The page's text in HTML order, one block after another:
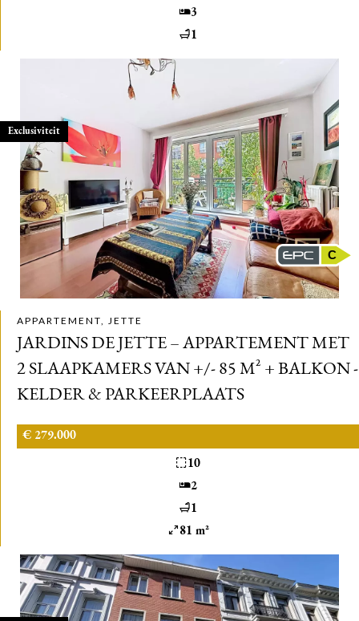
3
1
APPARTEMENT, JETTE
JARDINS DE JETTE – APPARTEMENT MET
2 SLAAPKAMERS VAN +/- 85 M² + BALKON -
KELDER & PARKEERPLAATS
€ 279.000
10
2
1
81 m²
Exclusiviteit
C